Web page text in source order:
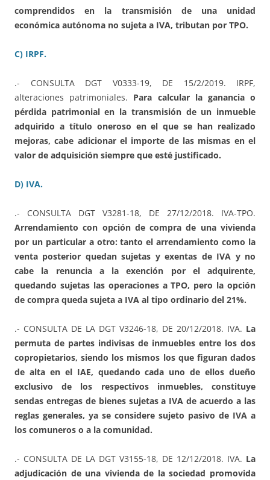
comprendidos en la transmisión de una unidad
económica autónoma no sujeta a IVA, tributan por TPO.
C) IRPF.
.- CONSULTA DGT V0333-19, DE 15/2/2019. IRPF,
alteraciones patrimoniales. Para calcular la ganancia o
pérdida patrimonial en la transmisión de un inmueble
adquirido a título oneroso en el que se han realizado
mejoras, cabe adicionar el importe de las mismas en el
valor de adquisición siempre que esté justificado.
D) IVA.
.- CONSULTA DGT V3281-18, DE 27/12/2018. IVA-TPO.
Arrendamiento con opción de compra de una vivienda
por un particular a otro: tanto el arrendamiento como la
venta posterior quedan sujetas y exentas de IVA y no
cabe la renuncia a la exención por el adquirente,
quedando sujetas las operaciones a TPO, pero la opción
de compra queda sujeta a IVA al tipo ordinario del 21%.
.- CONSULTA DE LA DGT V3246-18, DE 20/12/2018. IVA. La
permuta de partes indivisas de inmuebles entre los dos
copropietarios, siendo los mismos los que figuran dados
de alta en el IAE, quedando cada uno de ellos dueño
exclusivo de los respectivos inmuebles, constituye
sendas entregas de bienes sujetas a IVA de acuerdo a las
reglas generales, ya se considere sujeto pasivo de IVA a
los comuneros o a la comunidad.
.- CONSULTA DE LA DGT V3155-18, DE 12/12/2018. IVA. La
adjudicación de una vivienda de la sociedad promovida